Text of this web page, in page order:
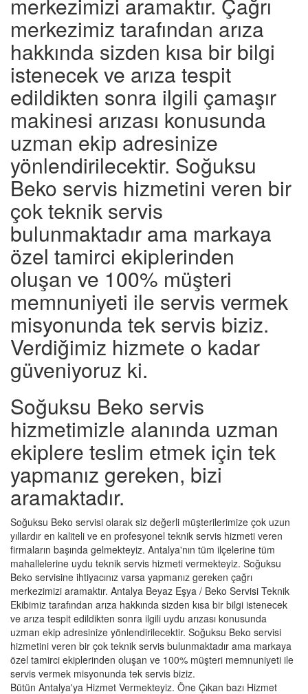
merkezimizi aramaktır. Çağrı
merkezimiz tarafından arıza
hakkında sizden kısa bir bilgi
istenecek ve arıza tespit
edildikten sonra ilgili çamaşır
makinesi arızası konusunda
uzman ekip adresinize
yönlendirilecektir. Soğuksu
Beko servis hizmetini veren bir
çok teknik servis
bulunmaktadır ama markaya
özel tamirci ekiplerinden
oluşan ve 100% müşteri
memnuniyeti ile servis vermek
misyonunda tek servis biziz.
Verdiğimiz hizmete o kadar
güveniyoruz ki.
Soğuksu Beko servis
hizmetimizle alanında uzman
ekiplere teslim etmek için tek
yapmanız gereken, bizi
aramaktadır.
Soğuksu Beko servisi olarak siz değerli müşterilerimize çok uzun
yıllardır en kaliteli ve en profesyonel teknik servis hizmeti veren
firmaların başında gelmekteyiz. Antalya'nın tüm ilçelerine tüm
mahallelerine uydu teknik servis hizmeti vermekteyiz. Soğuksu
Beko servisine ihtiyacınız varsa yapmanız gereken çağrı
merkezimizi aramaktır. Antalya Beyaz Eşya / Beko Servisi Teknik
Ekibimiz tarafından arıza hakkında sizden kısa bir bilgi istenecek
ve arıza tespit edildikten sonra ilgili uydu arızası konusunda
uzman ekip adresinize yönlendirilecektir. Soğuksu Beko servisi
hizmetini veren bir çok teknik servis bulunmaktadır ama markaya
özel tamirci ekiplerinden oluşan ve 100% müşteri memnuniyeti ile
servis vermek misyonunda tek servis biziz.
Bütün Antalya'ya Hizmet Vermekteyiz. Öne Çıkan bazı Hizmet